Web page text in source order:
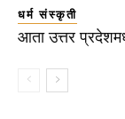
धर्म संस्कृती
आता उत्तर